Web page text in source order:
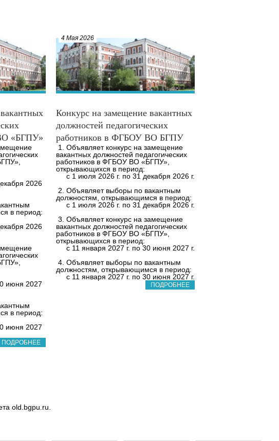
«БГПУ»
2026
в период:
2026
июня 2027
в период:
июня 2027
ПОДРОБНЕЕ
4 Мая 2026
Конкурс на замещение вакантных
должностей педагогических
работников в ФГБОУ ВО БГПУ
1. Объявляет конкурс на замещение
вакантных должностей педагогических
работников в ФГБОУ ВО «БГПУ»,
открывающихся в период:
с 1 июля 2026 г. по 31 декабря 2026 г.
2. Объявляет выборы по вакантным
должностям, открывающимся в период:
с 1 июля 2026 г. по 31 декабря 2026 г.
3. Объявляет конкурс на замещение
вакантных должностей педагогических
работников в ФГБОУ ВО «БГПУ»,
открывающихся в период:
с 11 января 2027 г. по 30 июня 2027 г.
4. Объявляет выборы по вакантным
должностям, открывающимся в период:
с 11 января 2027 г. по 30 июня 2027 г.
ПОДРОБНЕЕ
old.bgpu.ru.